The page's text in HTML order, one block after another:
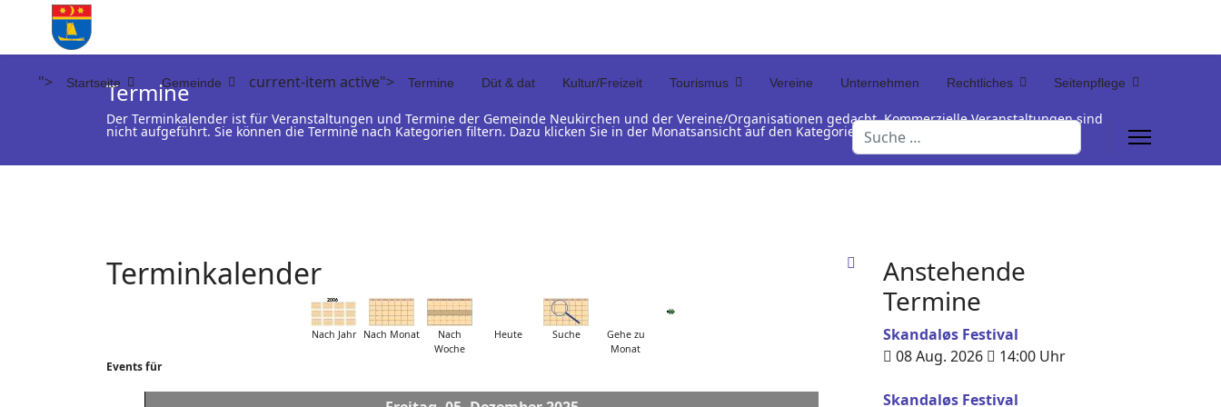
"> Startseite Gemeinde current-item active"> Termine Düt & dat Kultur/Freizeit Tourismus Vereine Unternehmen Rechtliches Seitenpflege
Suchen
Termine
Der Terminkalender ist für Veranstaltungen und Termine der Gemeinde Neukirchen und der Vereine/Organisationen gedacht. Kommerzielle Veranstaltungen sind
nicht aufgeführt. Sie können die Termine nach Kategorien filtern. Dazu klicken Sie in der Monatsansicht auf den Kategorienamen unterhalb der Termintabelle
Terminkalender
Nach Jahr Nach Monat
Nach
Woche
Heute Suche
Gehe zu
Monat
Events für
Anstehende
Termine
Skandaløs Festival
08 Aug. 2026
14:00 Uhr
Skandaløs Festival